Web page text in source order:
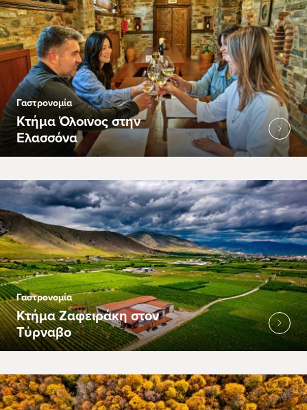
Γαστρονομία
Κτήμα Όλοινος στην
Ελασσόνα
Γαστρονομία
Κτήμα Ζαφειράκη στον
Τύρναβο